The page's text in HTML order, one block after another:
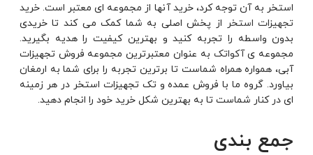
استخر به آن توجه کرد، خرید آنها از مجموعه ای معتبر است. خرید
تجهیزات استخر از پخش اصلی به شما کمک می کند تا خریدی
بدون واسطه را تجربه کنید و بهترین کیفیت را هدیه بگیرید.
مجموعه یآکواتک به عنوان معتبرترین مجموعه فروش تجهیزات
آبی، همواره همراه شماست تا برترین تجربه را برای شما به ارمغان
بیاورد. گروه ما با فروش عمده و تک تجهیزات استخر در هر زمینه
ای در کنار شماست تا به بهترین شکل خرید خود را انجام دهید.
جمع بندی